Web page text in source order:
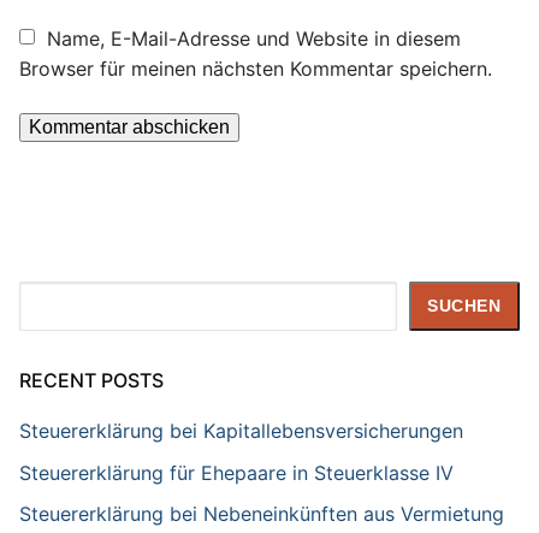
Name, E-Mail-Adresse und Website in diesem
Browser für meinen nächsten Kommentar speichern.
SUCHEN
RECENT POSTS
Steuererklärung bei Kapitallebensversicherungen
Steuererklärung für Ehepaare in Steuerklasse IV
Steuererklärung bei Nebeneinkünften aus Vermietung